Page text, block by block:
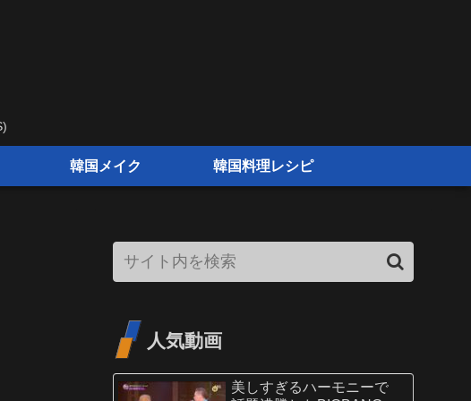
韓国メイク 韓国料理レシピ
人気動画
美しすぎるハーモニーで